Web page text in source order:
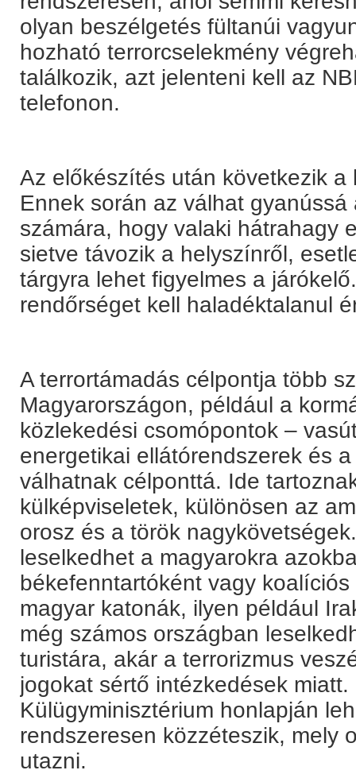
olyan beszélgetés fültanúi
hozható terrorcselekmény
találkozik, azt jelenteni kell az
telefonon.
Az előkészítés után következik
Ennek során az válhat
számára, hogy valaki hátrahagy
sietve távozik a helyszínről,
tárgyra lehet figyelmes a
rendőrséget kell haladéktalanul
A terrortámadás célpontja több
Magyarországon, például a
közlekedési csomópontok –
energetikai ellátórendszerek és
válhatnak célponttá. Ide
külképviseletek, különösen az
orosz és a török
leselkedhet a magyarokra
békefenntartóként vagy
magyar katonák, ilyen például
még számos országban
turistára, akár a terrorizmus
jogokat sértő intézkedések
Külügyminisztérium honlapján
rendszeresen közzéteszik, mely
utazni.